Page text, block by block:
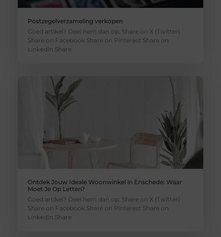
Postzegelverzameling verkopen
Goed artikel? Deel hem dan op: Share on X (Twitter)
Share on Facebook Share on Pinterest Share on
LinkedIn Share
Ontdek Jouw Ideale Woonwinkel in Enschede: Waar
Moet Je Op Letten?
Goed artikel? Deel hem dan op: Share on X (Twitter)
Share on Facebook Share on Pinterest Share on
LinkedIn Share